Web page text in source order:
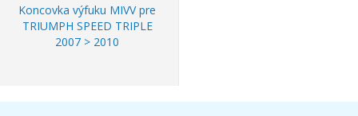
Koncovka výfuku MIVV pre
TRIUMPH SPEED TRIPLE
2007 > 2010